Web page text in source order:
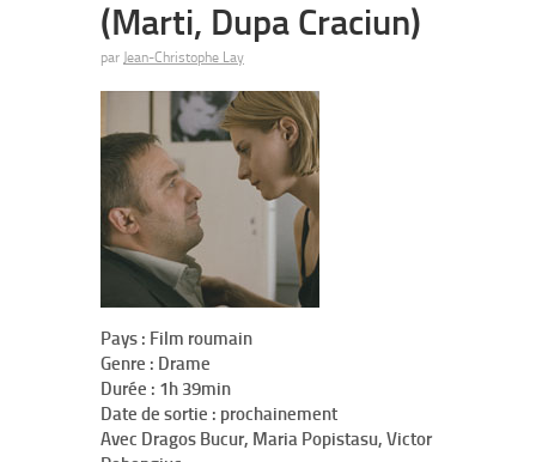
(Marti, Dupa Craciun)
par Jean-Christophe Lay
Pays : Film roumain
Genre : Drame
Durée : 1h 39min
Date de sortie : prochainement
Avec Dragos Bucur, Maria Popistasu, Victor